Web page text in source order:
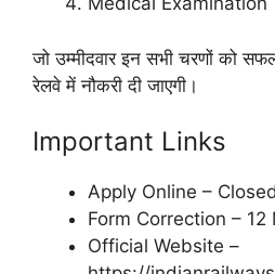
जो उम्मीदवार इन सभी चरणों को
रेलवे में नौकरी दी जाएगी।
Important Links
Apply Online – Closed
Form Correction –
Official Website –